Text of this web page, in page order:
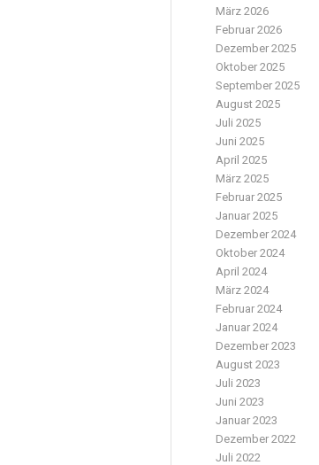
März 2026
Februar 2026
Dezember 2025
Oktober 2025
September 2025
August 2025
Juli 2025
Juni 2025
April 2025
März 2025
Februar 2025
Januar 2025
Dezember 2024
Oktober 2024
April 2024
März 2024
Februar 2024
Januar 2024
Dezember 2023
August 2023
Juli 2023
Juni 2023
Januar 2023
Dezember 2022
Juli 2022